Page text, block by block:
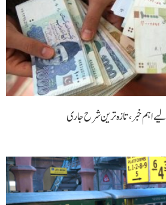
اہم خبر، تازہ ترین شرح جاری